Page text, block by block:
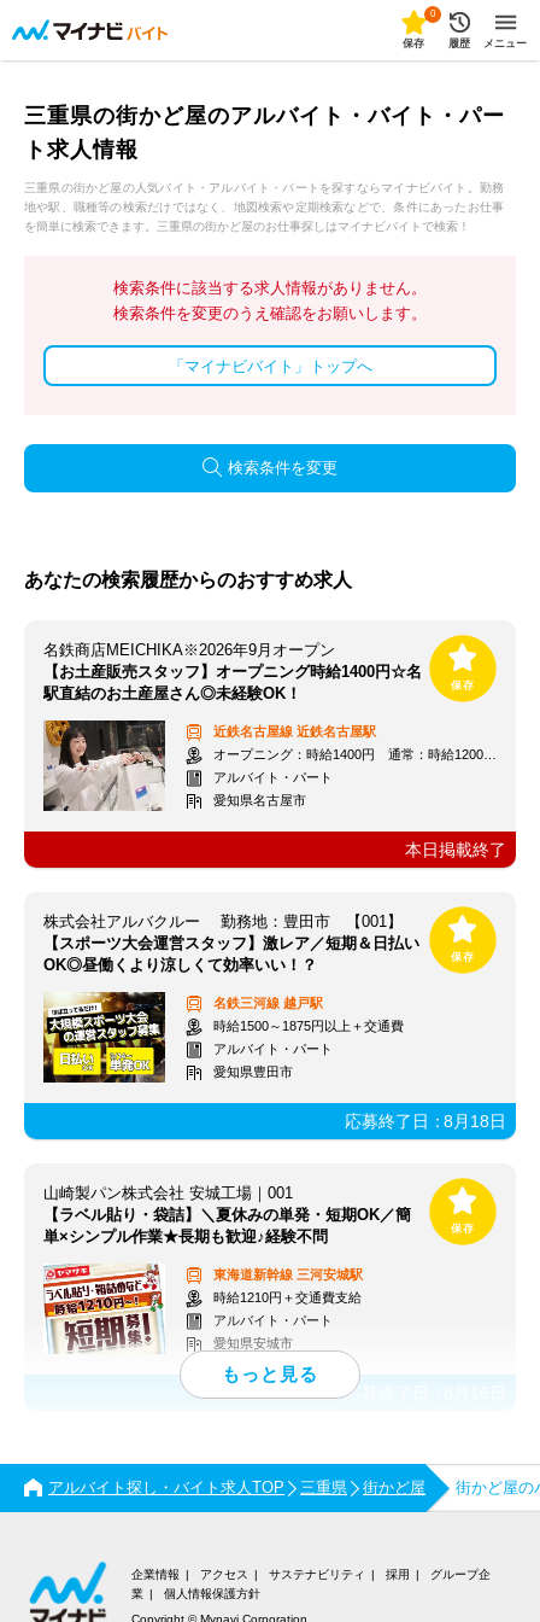
0
保存 履歴 メニュー
三重県の街かど屋のアルバイト・バイト・パー
ト求人情報
三重県の街かど屋の人気バイト・アルバイト・パートを探すならマイナビバイト。勤務
地や駅、職種等の検索だけではなく、地図検索や定期検索などで、条件にあったお仕事
を簡単に検索できます。三重県の街かど屋のお仕事探しはマイナビバイトで検索！
検索条件に該当する求人情報がありません。
検索条件を変更のうえ確認をお願いします。
「マイナビバイト」トップへ
検索条件を変更
あなたの検索履歴からのおすすめ求人
名鉄商店MEICHIKA※2026年9月オープン
【お土産販売スタッフ】オープニング時給1400円☆名
駅直結のお土産屋さん◎未経験OK！
近鉄名古屋線 近鉄名古屋駅
オープニング：時給1400円 通常：時給1200円～＋交通費全額支給
アルバイト・パート
愛知県名古屋市
本日掲載終了
株式会社アルバクルー 勤務地：豊田市 【001】
【スポーツ大会運営スタッフ】激レア／短期＆日払い
OK◎昼働くより涼しくて効率いい！？
名鉄三河線 越戸駅
時給1500～1875円以上＋交通費
アルバイト・パート
愛知県豊田市
応募終了日：8月18日
山崎製パン株式会社 安城工場｜001
【ラベル貼り・袋詰】＼夏休みの単発・短期OK／簡
単×シンプル作業★長期も歓迎♪経験不問
東海道新幹線 三河安城駅
時給1210円＋交通費支給
アルバイト・パート
愛知県安城市
応募終了日：
アルバイト探し・バイト求人TOP 三重県 街かど屋 街かど屋の
企業情報 アクセス サステナビリティ 採用
グループ企
業
個人情報保護方針
Copyright © Mynavi Corporation